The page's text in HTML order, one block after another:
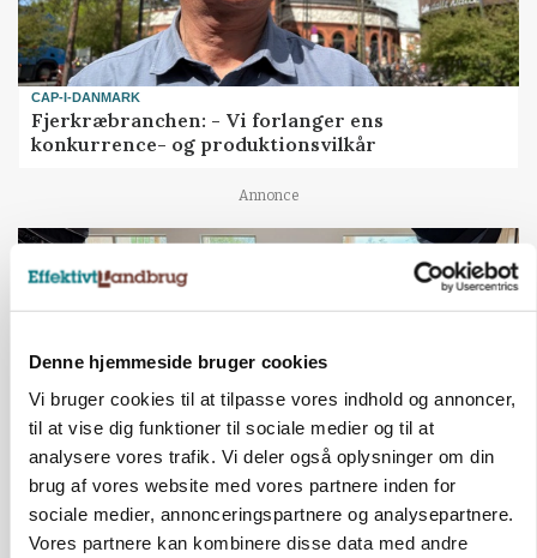
Denne hjemmeside bruger cookies
Vi bruger cookies til at tilpasse vores indhold og annoncer,
til at vise dig funktioner til sociale medier og til at
analysere vores trafik. Vi deler også oplysninger om din
brug af vores website med vores partnere inden for
sociale medier, annonceringspartnere og analysepartnere.
Vores partnere kan kombinere disse data med andre
CAP-I-DANMARK
Fjerkræbranchen: - Vi forlanger ens
konkurrence- og produktionsvilkår
Annonce
BUSINESS
Ejer eller medejer? Nyt tv-format udfordrer